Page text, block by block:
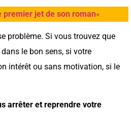
premier jet de son roman«
problème. Si vous trouvez que
le bon sens, si votre
intérêt ou sans motivation, si le
arrêter et reprendre votre